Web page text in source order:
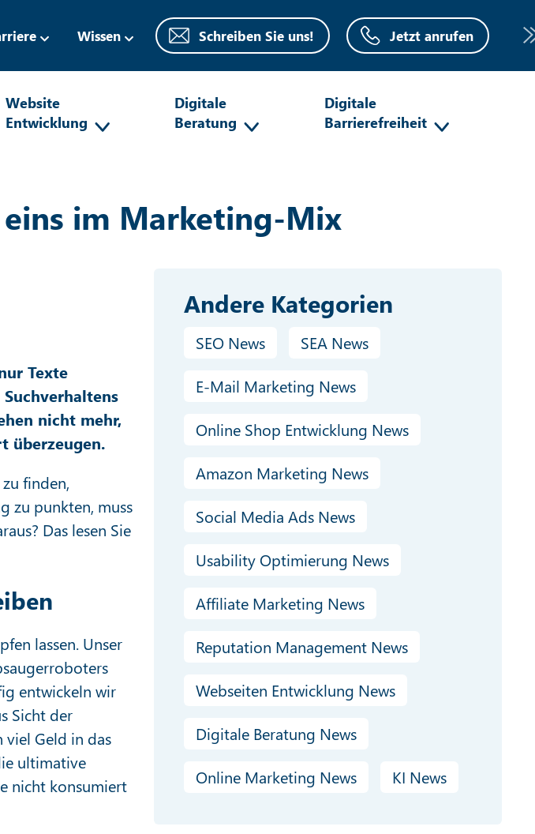
Wissen Schreiben Sie uns! Jetzt anrufen
Website
Entwicklung
Digitale
Beratung
Digitale
Barrierefreiheit
im Marketing-Mix
Andere Kategorien
SEO News SEA News
E-Mail Marketing News
Online Shop Entwicklung News
Amazon Marketing News
Social Media Ads News
Usability Optimierung News
Affiliate Marketing News
Reputation Management News
Webseiten Entwicklung News
Digitale Beratung News
Online Marketing News KI News
Texte
nicht mehr,
überzeugen.
finden,
zu punkten, muss
Das lesen Sie
lassen. Unser
entwickeln wir
Sicht der
viel Geld in das
ultimative
nicht konsumiert